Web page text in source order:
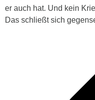
er auch hat. Und kein
Das schließt sich